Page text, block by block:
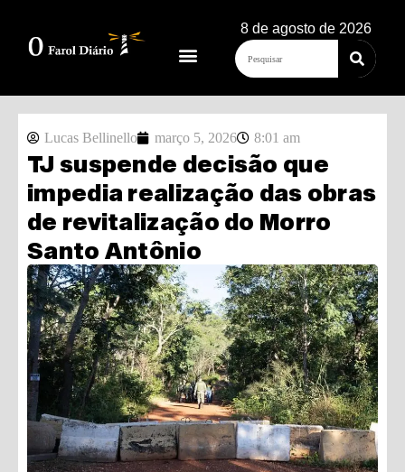
8 de agosto de 2026
Lucas Bellinello março 5, 2026 8:01 am
TJ suspende decisão que
impedia realização das obras
de revitalização do Morro
Santo Antônio